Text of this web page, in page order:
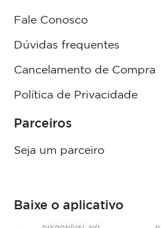
Fale Conosco
Dúvidas frequentes
Cancelamento de Compra
Política de Privacidade
Parceiros
Seja um parceiro
Baixe o aplicativo